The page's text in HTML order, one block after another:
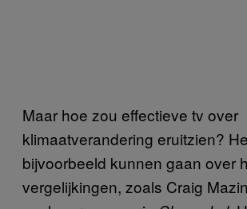
Maar hoe zou effectieve tv over
klimaatverandering eruitzien?
bijvoorbeeld kunnen gaan over
vergelijkingen, zoals Craig